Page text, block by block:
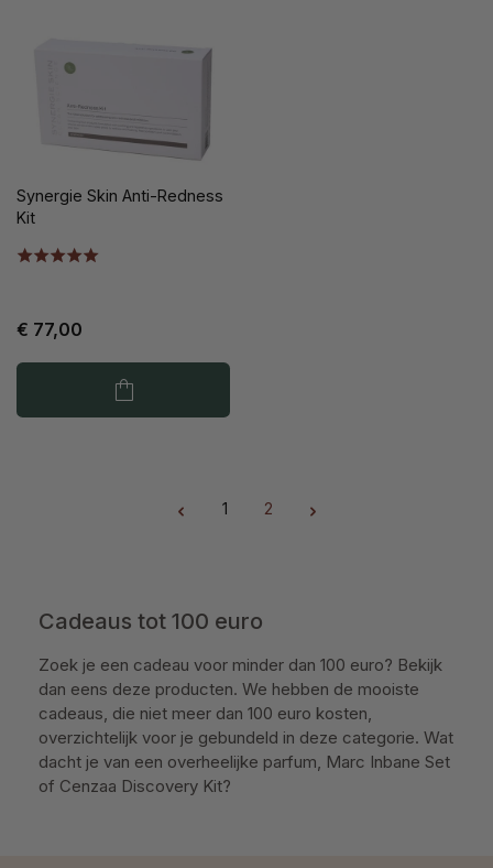
Synergie Skin Anti-Redness
Kit
€ 77,00
Pagina
1
Pagina
2
Cadeaus tot 100 euro
Zoek je een cadeau voor minder dan 100 euro? Bekijk
dan eens deze producten. We hebben de mooiste
cadeaus, die niet meer dan 100 euro kosten,
overzichtelijk voor je gebundeld in deze categorie. Wat
dacht je van een overheelijke parfum, Marc Inbane Set
of Cenzaa Discovery Kit?